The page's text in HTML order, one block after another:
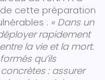
cette préparation
: « Dans un
rapidement
la vie et la mort.
qu’ils
: assurer